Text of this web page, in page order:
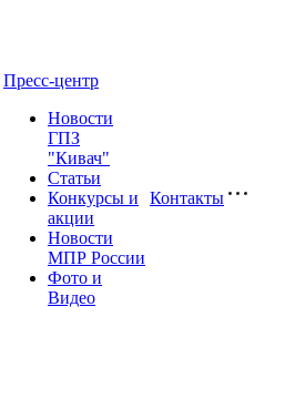
Пресс-центр
Новости
ГПЗ
"Кивач"
Статьи
Конкурсы и
акции
Новости
МПР России
Фото и
Видео
Контакты